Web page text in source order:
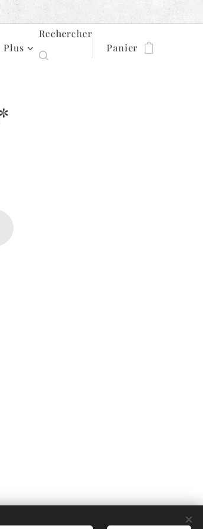
Plus
Rechercher
Panier